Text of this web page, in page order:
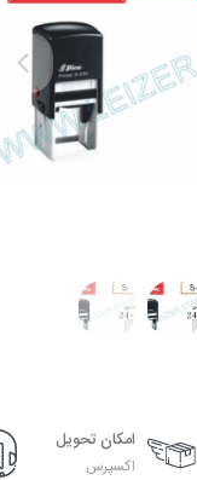
امکان تحویل
اکسپرس